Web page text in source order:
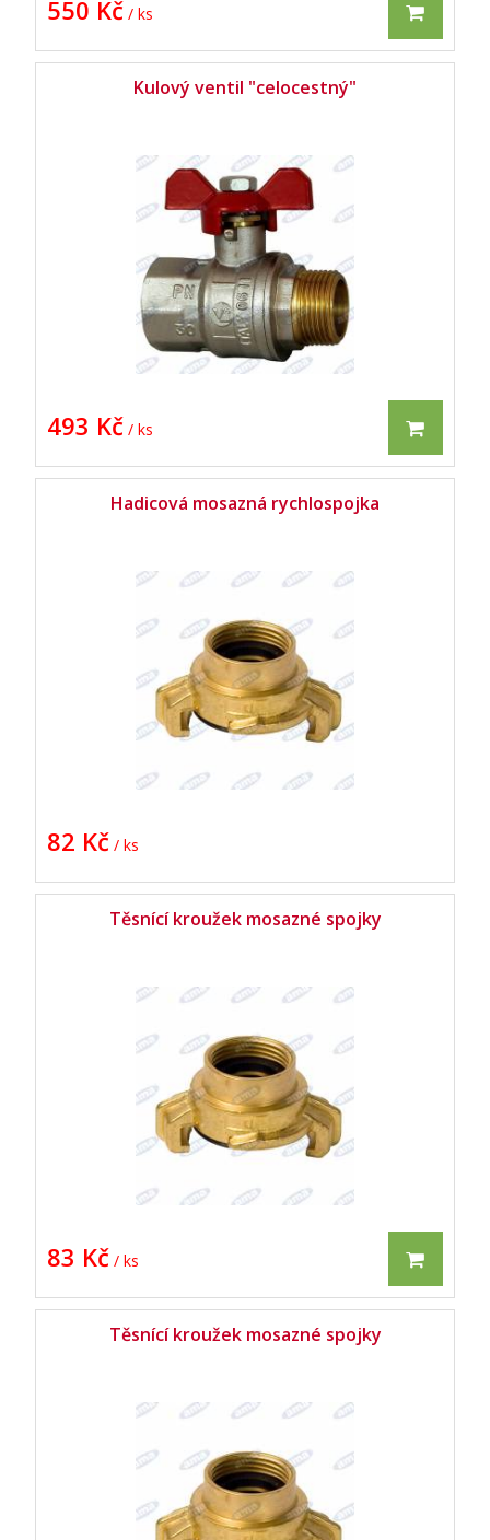
550 Kč / ks
Kulový ventil "celocestný"
493 Kč / ks
Hadicová mosazná rychlospojka
82 Kč / ks
Těsnící kroužek mosazné spojky
83 Kč / ks
Těsnící kroužek mosazné spojky